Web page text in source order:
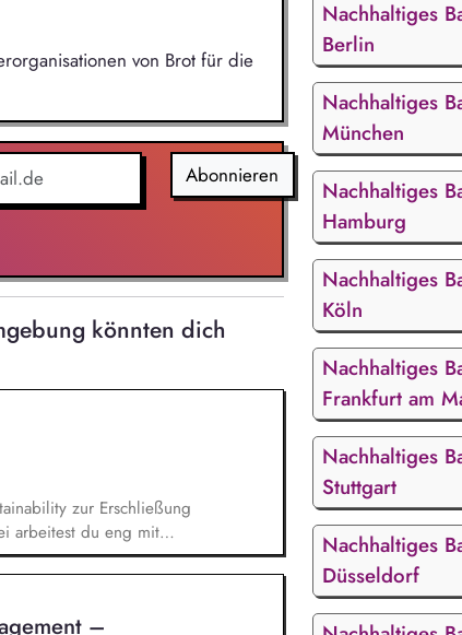
von Brot für die
Abonnieren
könnten dich
zur Erschließung
arbeitest du eng mit
mit erfahrenen
Strategieentwicklung:
Trendanalysen:
–
Nachhaltiges
Berlin
Nachhaltiges
München
Nachhaltiges
Hamburg
Nachhaltiges
Köln
Nachhaltiges
Frankfurt am
Nachhaltiges
Stuttgart
Nachhaltiges
Düsseldorf